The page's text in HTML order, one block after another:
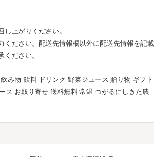
上がりください。
ださい。配送先情報欄以外に配送先情報を記載
ください。
み物 飲料 ドリンク 野菜ジュース 贈り物 ギフト
ス お取り寄せ 送料無料 常温 つがるにしきた農